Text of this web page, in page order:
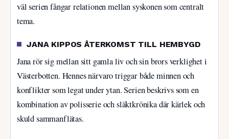
väl serien fångar relationen mellan syskonen som centralt
tema.
JANA KIPPOS ÅTERKOMST TILL HEMBYGD
Jana rör sig mellan sitt gamla liv och sin brors verklighet i
Västerbotten. Hennes närvaro triggar både minnen och
konflikter som legat under ytan. Serien beskrivs som en
kombination av polisserie och släktkrönika där kärlek och
skuld sammanflätas.